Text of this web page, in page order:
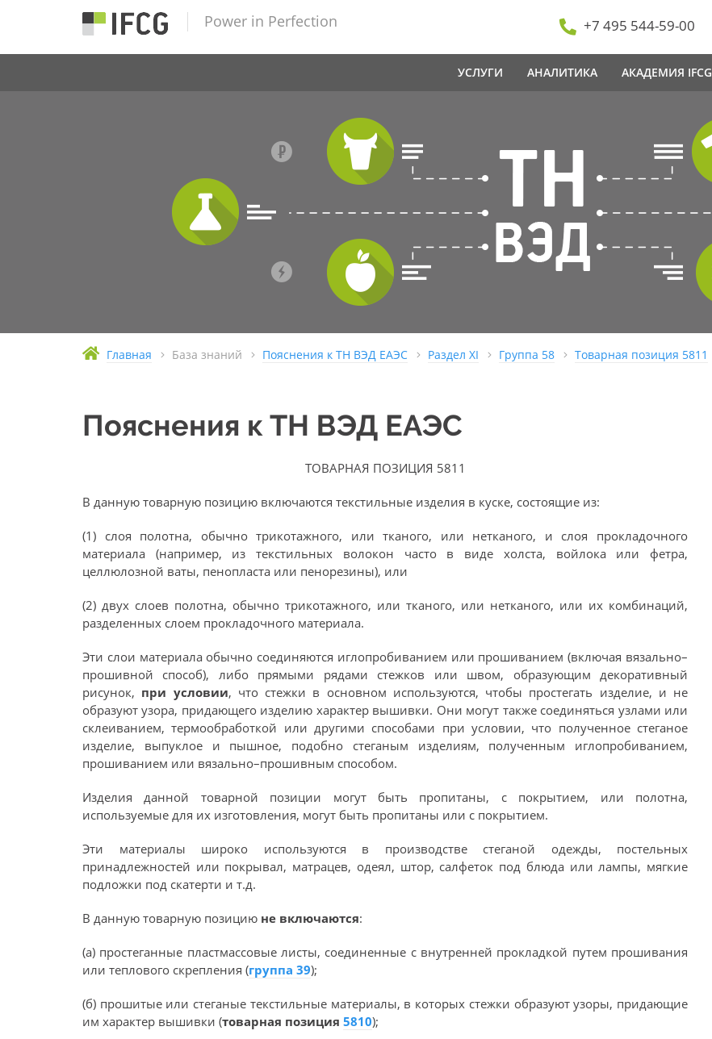
Power in Perfection +7 495 544-59-00
УСЛУГИ АНАЛИТИКА АКАДЕМИЯ IFCG
Главная База знаний Пояснения к ТН ВЭД ЕАЭС Раздел XI Группа 58 Товарная позиция 5811
Пояснения к ТН ВЭД ЕАЭС
ТОВАРНАЯ ПОЗИЦИЯ 5811
В данную товарную позицию включаются текстильные изделия в куске, состоящие из:
(1) слоя полотна, обычно трикотажного, или тканого, или нетканого, и слоя прокладочного
материала (например, из текстильных волокон часто в виде холста, войлока или фетра,
целлюлозной ваты, пенопласта или пенорезины), или
(2) двух слоев полотна, обычно трикотажного, или тканого, или нетканого, или их комбинаций,
разделенных слоем прокладочного материала.
Эти слои материала обычно соединяются иглопробиванием или прошиванием (включая вязально–
прошивной способ), либо прямыми рядами стежков или швом, образующим декоративный
рисунок, при условии, что стежки в основном используются, чтобы простегать изделие, и не
образуют узора, придающего изделию характер вышивки. Они могут также соединяться узлами или
склеиванием, термообработкой или другими способами при условии, что полученное стеганое
изделие, выпуклое и пышное, подобно стеганым изделиям, полученным иглопробиванием,
прошиванием или вязально–прошивным способом.
Изделия данной товарной позиции могут быть пропитаны, с покрытием, или полотна,
используемые для их изготовления, могут быть пропитаны или с покрытием.
Эти материалы широко используются в производстве стеганой одежды, постельных
принадлежностей или покрывал, матрацев, одеял, штор, салфеток под блюда или лампы, мягкие
подложки под скатерти и т.д.
В данную товарную позицию не включаются:
(а) простеганные пластмассовые листы, соединенные с внутренней прокладкой путем прошивания
или теплового скрепления (группа 39);
(б) прошитые или стеганые текстильные материалы, в которых стежки образуют узоры, придающие
им характер вышивки (товарная позиция 5810);